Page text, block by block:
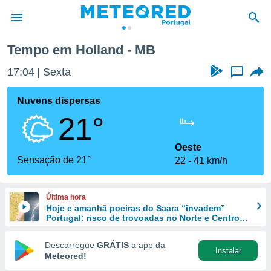
da
foi
fornecidas
a este
das
e
forma
digital
Tempo em Holland - MB
17:04 Sexta ...
Nuvens dispersas
21°
Sensação de 21°
Oeste
22
41 km/h
Última hora
Hoje e amanhã poeiras do Saara “invadem”
Portugal: risco de trovoadas no Norte e Centro
Descarregue GRÁTIS a app da
Meteored!
Instalar